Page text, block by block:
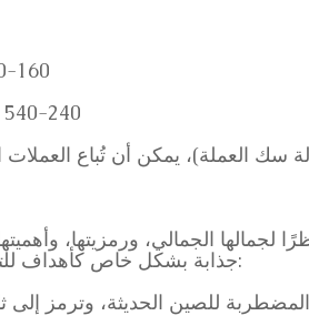
AU (شبه غير متداولة): 160-400 دولار
UNC (غير متداولة): 240-540 دولارًا فأكثر
لجمالها الجمالي، ورمزيتها،
جذابة بشكل خاص كأهداف للتحصيل والاستثمار للأسباب التالية: